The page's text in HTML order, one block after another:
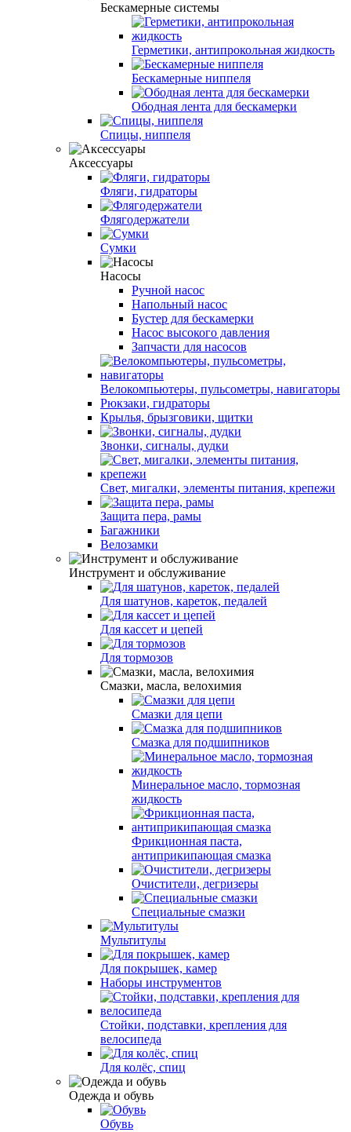
Бескамерные системы
Герметики, антипрокольная жидкость
Бескамерные ниппеля
Ободная лента для бескамерки
Спицы, ниппеля
Аксессуары
Фляги, гидраторы
Флягодержатели
Сумки
Насосы
Ручной насос
Напольный насос
Бустер для бескамерки
Насос высокого давления
Запчасти для насосов
Велокомпьютеры, пульсометры, навигаторы
Рюкзаки, гидраторы
Крылья, брызговики, щитки
Звонки, сигналы, дудки
Свет, мигалки, элементы питания, крепежи
Защита пера, рамы
Багажники
Велозамки
Инструмент и обслуживание
Для шатунов, кареток, педалей
Для кассет и цепей
Для тормозов
Смазки, масла, велохимия
Смазки для цепи
Смазка для подшипников
Минеральное масло, тормозная
жидкость
Фрикционная паста,
антиприкипающая смазка
Очистители, дегризеры
Специальные смазки
Мультитулы
Для покрышек, камер
Наборы инструментов
Стойки, подставки, крепления для
велосипеда
Для колёс, спиц
Одежда и обувь
Обувь